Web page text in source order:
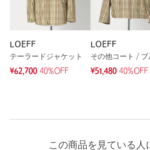
商品番号 8881-2-000001
LOEFF
テーラードジャケット
¥62,700 40%OFF
LOEFF
その他コート / ブ
¥51,480 40%OFF
この商品を見ている人